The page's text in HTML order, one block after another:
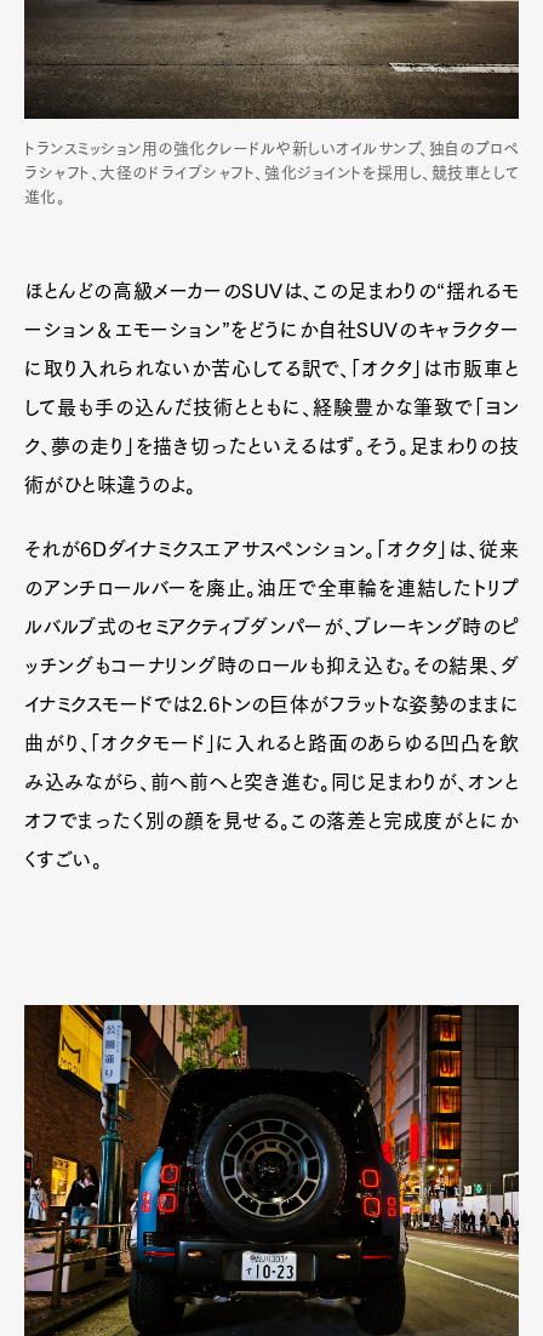
トランスミッション用の強化クレードルや新しいオイルサンプ、独自のプロペ
ラシャフト、大径のドライブシャフト、強化ジョイントを採用し、競技車として
進化。
ほとんどの高級メーカーのSUVは、この足まわりの“揺れるモ
ーション＆エモーション”をどうにか自社SUVのキャラクター
に取り入れられないか苦心してる訳で、「オクタ」は市販車と
して最も手の込んだ技術とともに、経験豊かな筆致で「ヨン
ク、夢の走り」を描き切ったといえるはず。そう。足まわりの技
術がひと味違うのよ。
それが6Dダイナミクスエアサスペンション。「オクタ」は、従来
のアンチロールバーを廃止。油圧で全車輪を連結したトリプ
ルバルブ式のセミアクティブダンパーが、ブレーキング時のピ
ッチングもコーナリング時のロールも抑え込む。その結果、ダ
イナミクスモードでは2.6トンの巨体がフラットな姿勢のままに
曲がり、「オクタモード」に入れると路面のあらゆる凹凸を飲
み込みながら、前へ前へと突き進む。同じ足まわりが、オンと
オフでまったく別の顔を見せる。この落差と完成度がとにか
くすごい。